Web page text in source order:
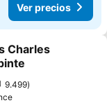
Ver precios
Charles
9.499